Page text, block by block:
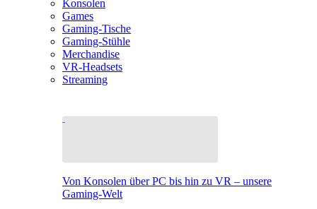
Konsolen
Games
Gaming-Tische
Gaming-Stühle
Merchandise
VR-Headsets
Streaming
Von Konsolen über PC bis hin zu VR – unsere
Gaming-Welt